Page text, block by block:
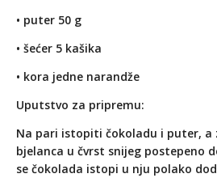
• puter 50 g
• šećer 5 kašika
• kora jedne narandže
Uputstvo za pripremu:
Na pari istopiti čokoladu i puter,
bjelanca u čvrst snijeg postepeno
se čokolada istopi u nju polako